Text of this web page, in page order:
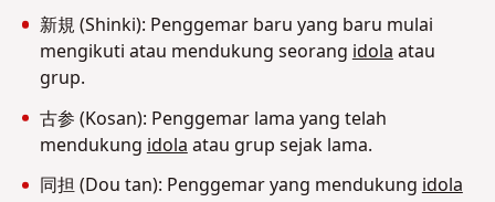
新規 (Shinki): Penggemar baru yang baru mulai
mengikuti atau mendukung seorangidolaatau
grup.
古参 (Kosan): Penggemar lama yang telah
mendukung idola atau grup sejak lama.
同担 (Dou tan): Penggemar yang mendukungidola